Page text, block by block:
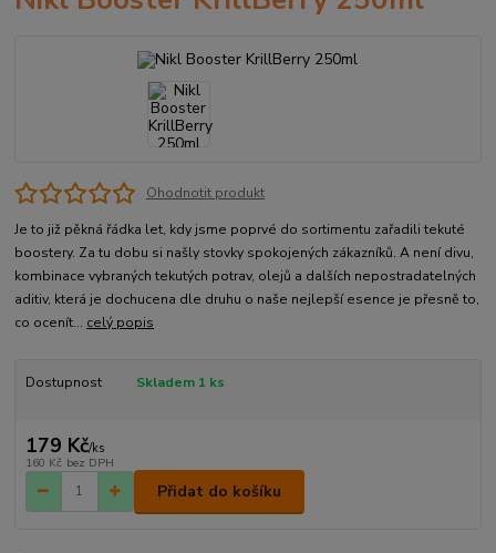
Ohodnotit produkt
Je to již pěkná řádka let, kdy jsme poprvé do sortimentu zařadili tekuté
boostery. Za tu dobu si našly stovky spokojených zákazníků. A není divu,
kombinace vybraných tekutých potrav, olejů a dalších nepostradatelných
aditiv, která je dochucena dle druhu o naše nejlepší esence je přesně to,
co ocenít... celý popis
Dostupnost Skladem 1 ks
179 Kč/ks
160 Kč bez DPH
Přidat do košíku